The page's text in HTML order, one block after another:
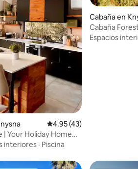
418 reseñas
Calificación promedio: 4.95
4.95 (43)
| Your Holiday Home
interiores · Piscina
Cabaña en
Cabaña
y chimenea
Espacios